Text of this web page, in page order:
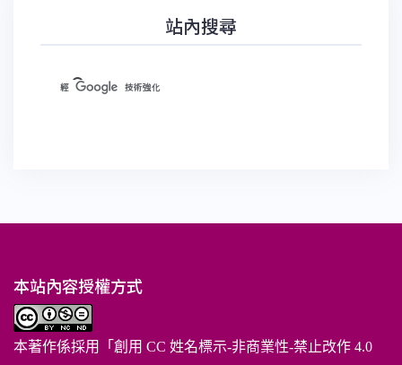
站內搜尋
本站內容授權方式
本著作係採用「 創用 CC 姓名標示-非商業性-禁止改作 4.0